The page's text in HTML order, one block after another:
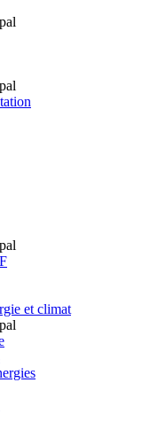
et climat